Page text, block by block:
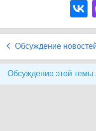
Обсуждение
Обсуждение этой